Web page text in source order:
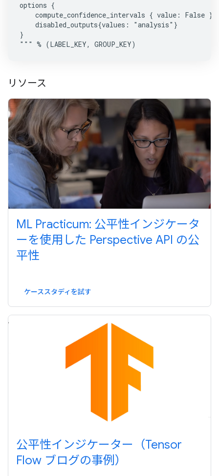
options {
    compute_confidence_intervals { value: False }
    disabled_outputs{values: "analysis"}
}
""" % (LABEL_KEY, GROUP_KEY)
リソース
ML Practicum: 公平性インジケータ
ーを使用した Perspective API の公
平性
ケーススタディを試す
公平性インジケーター（Tensor
Flow ブログの事例）